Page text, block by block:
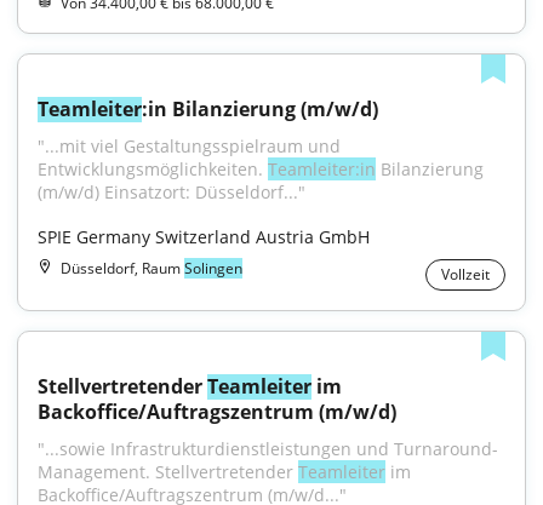
Teamleiter:in Bilanzierung (m/w/d)
"...mit viel Gestaltungsspielraum und
Entwicklungsmöglichkeiten. Teamleiter:in Bilanzierung
(m/w/d) Einsatzort: Düsseldorf..."
SPIE Germany Switzerland Austria GmbH
Düsseldorf, RaumSolingen Vollzeit
Stellvertretender Teamleiter im
Backoffice/Auftragszentrum (m/w/d)
"...sowie Infrastrukturdienstleistungen und Turnaround-
Management. Stellvertretender Teamleiter im
Backoffice/Auftragszentrum (m/w/d..."